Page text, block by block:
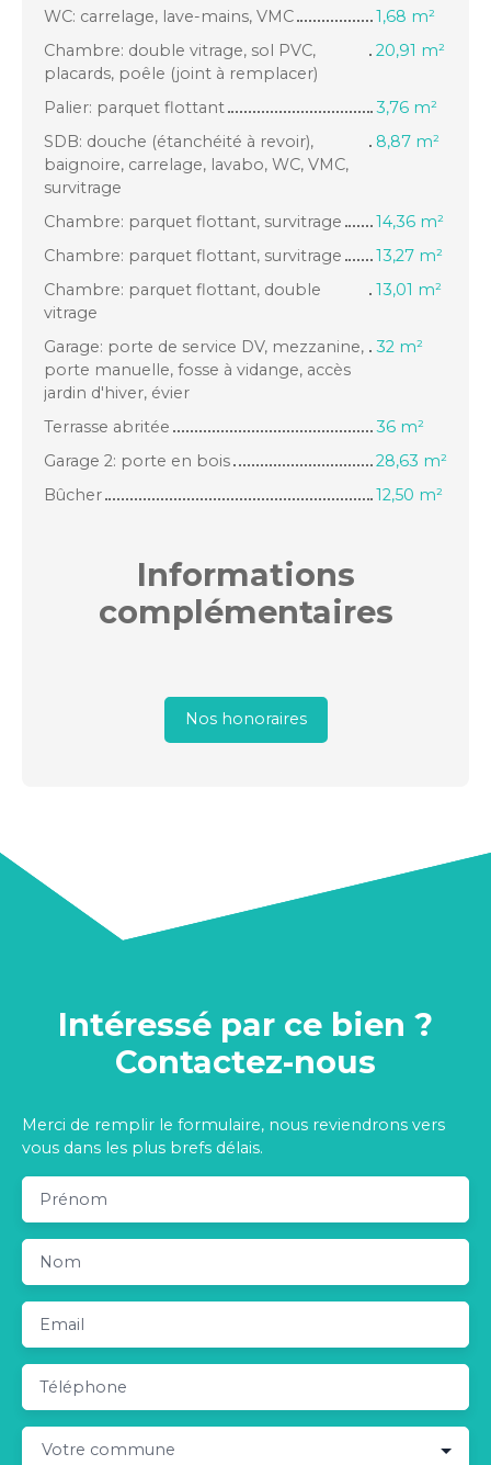
WC: carrelage, lave-mains, VMC
1,68 m²
Chambre: double vitrage, sol PVC,
placards, poêle (joint à remplacer)
20,91 m²
Palier: parquet flottant
3,76 m²
SDB: douche (étanchéité à revoir),
baignoire, carrelage, lavabo, WC, VMC,
survitrage
8,87 m²
Chambre: parquet flottant, survitrage
14,36 m²
Chambre: parquet flottant, survitrage
13,27 m²
Chambre: parquet flottant, double
vitrage
13,01 m²
Garage: porte de service DV, mezzanine,
porte manuelle, fosse à vidange, accès
jardin d'hiver, évier
32 m²
Terrasse abritée
36 m²
Garage 2: porte en bois
28,63 m²
Bûcher
12,50 m²
Informations
complémentaires
Nos honoraires
Intéressé par ce bien ?
Contactez-nous
Merci de remplir le formulaire, nous reviendrons vers
vous dans les plus brefs délais.
Prénom
Nom
Email
Téléphone
Votre commune